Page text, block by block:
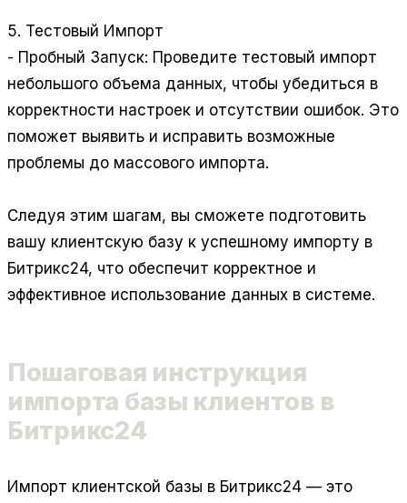
5. Тестовый Импорт
- Пробный Запуск: Проведите тестовый импорт
небольшого объема данных, чтобы убедиться в
корректности настроек и отсутствии ошибок. Это
поможет выявить и исправить возможные
проблемы до массового импорта.
Следуя этим шагам, вы сможете подготовить
вашу клиентскую базу к успешному импорту в
Битрикс24, что обеспечит корректное и
эффективное использование данных в системе.
Пошаговая инструкция
импорта базы клиентов в
Битрикс24
Импорт клиентской базы в Битрикс24 — это